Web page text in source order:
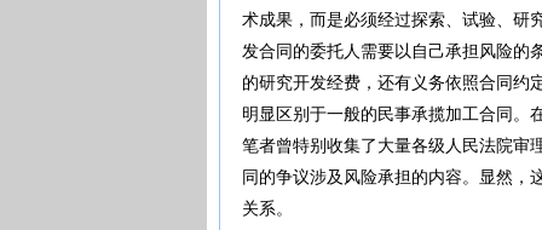
术成果，而是必须经过探索、试验、研
发合同的委托人需要以自己承担风险的
的研究开发经费，还有义务依照合同约
明显区别于一般的民事承揽加工合同。
笔者曾特别收集了大量各级人民法院审
同的争议涉及风险承担的内容。显然，
关系。